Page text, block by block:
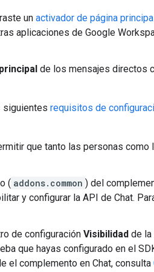
un activador de página
aplicaciones de Google
de los mensajes directos
siguientes requisitos de
que tanto las personas como
( addons.common ) del
y configurar la API de Chat.
de configuración Visibilidad de la
que hayas configurado en el
el complemento en Chat, consulta